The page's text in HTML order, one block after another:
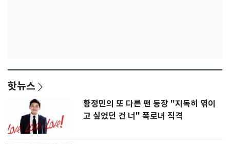
핫뉴스
황정민의 또 다른 팬 등장 "지독히 엮이
고 싶었던 건 너" 폭로녀 직격